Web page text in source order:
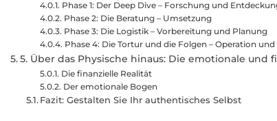
Phase 1: Der Deep Dive – Forschung und
Phase 2: Die Beratung – Umsetzung
Phase 3: Die Logistik – Vorbereitung und Planung
Phase 4: Die Tortur und die Folgen – Operation und
5. Über das Physische hinaus: Die emotionale und
Die finanzielle Realität
Der emotionale Bogen
Fazit: Gestalten Sie Ihr authentisches Selbst